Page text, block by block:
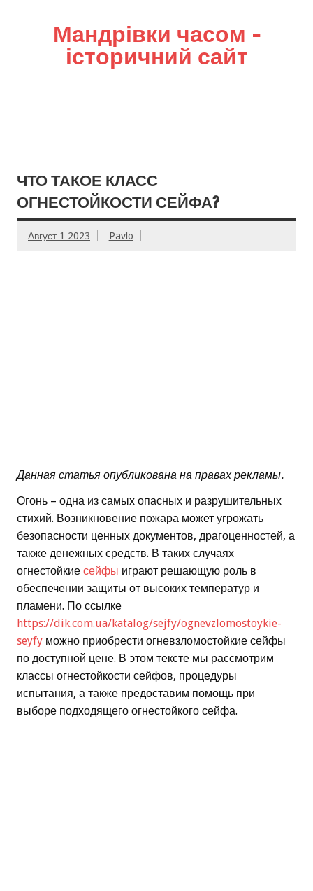
Мандрівки часом –
історичний сайт
ЧТО ТАКОЕ КЛАСС
ОГНЕСТОЙКОСТИ СЕЙФА?
Август 1 2023 Pavlo
Данная статья опубликована на правах рекламы.
Огонь – одна из самых опасных и разрушительных
стихий. Возникновение пожара может угрожать
безопасности ценных документов, драгоценностей, а
также денежных средств. В таких случаях
огнестойкие сейфы играют решающую роль в
обеспечении защиты от высоких температур и
пламени. По ссылке
https://dik.com.ua/katalog/sejfy/ognevzlomostoykie-
seyfy можно приобрести огневзломостойкие сейфы
по доступной цене. В этом тексте мы рассмотрим
классы огнестойкости сейфов, процедуры
испытания, а также предоставим помощь при
выборе подходящего огнестойкого сейфа.